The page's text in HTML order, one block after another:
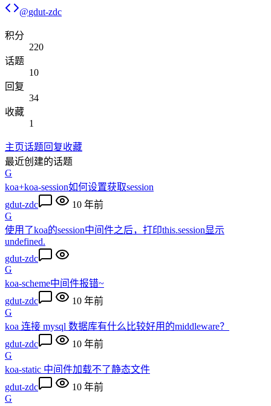
@gdut-zdc
积分
220
话题
10
回复
34
收藏
1
主页话题回复收藏
最近创建的话题
G
koa+koa-session如何设置获取session
gdut-zdc
10 年前
G
使用了koa的session中间件之后，打印this.session显示
undefined.
gdut-zdc
G
koa-scheme中间件报错~
gdut-zdc
10 年前
G
koa 连接 mysql 数据库有什么比较好用的middleware？
gdut-zdc
10 年前
G
koa-static 中间件加载不了静态文件
gdut-zdc
10 年前
G